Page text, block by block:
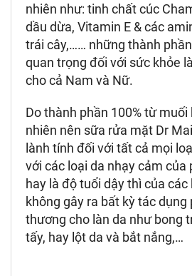
nhiên như: tinh chất cúc
dầu dừa, Vitamin E & các
trái cây,…… những thành
quan trọng đối với sức khỏe
cho cả Nam và Nữ.
Do thành phần 100% từ
nhiên nên sữa rửa mặt Dr
lành tính đối với tất cả mọi
với các loại da nhạy cảm của
hay là độ tuổi dậy thì của
không gây ra bất kỳ tác dụng
thương cho làn da như bong
tấy, hay lột da và bắt nắng,…